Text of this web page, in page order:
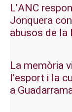
L’ANC
Jonquera
abusos de la
La memòria
l’esport i la
a